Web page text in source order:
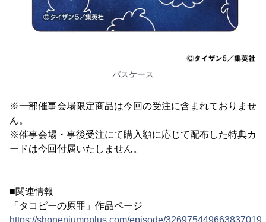
パスケース
※一部催事会場限定商品は今回の受注に含まれておりませ
ん。
※催事会場・事後受注にて購入額に応じて配布した特典カ
ードは今回付属いたしません。
■関連情報
「タコピーの原罪」作品ページ
https://shonenjumpplus.com/episode/